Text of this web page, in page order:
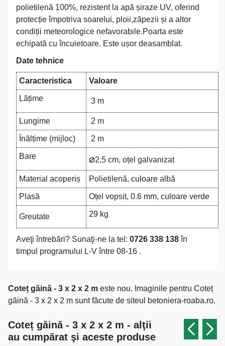
polietilenă 100%, rezistent la apă șiraze UV, oferind
protecție împotriva soarelui, ploii,zăpezii și a altor
condiții meteorologice nefavorabile.Poarta este
echipată cu încuietoare. Este ușor deasamblat.
Date tehnice
Caracteristica Valoare
Lățime 3 m
Lungime 2 m
Înălțime (mijloc) 2 m
Bare ⌀2,5 cm, oțel galvanizat
Material acoperiș Polietilenă, culoare albă
Plasă Oțel vopsit, 0.6 mm, culoare verde
Greutate 29 kg
Aveţi întrebări? Sunaţi-ne la tel: 0726 338 138în
timpul programului L-V între 08-16 .
Coteț găină - 3 x 2 x 2 m este nou. Imaginile pentru Coteț
găină - 3 x 2 x 2 m sunt făcute de siteul betoniera-roaba.ro.
Coteț găină - 3 x 2 x 2 m - alţii
au cumpărat şi aceste produse